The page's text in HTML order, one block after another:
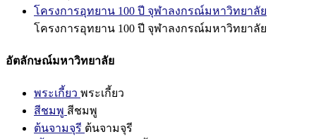
โครงการอุทยาน 100 ปี จุฬาลงกรณ์มหาวิทยาลัย
โครงการอุทยาน 100 ปี จุฬาลงกรณ์มหาวิทยาลัย
อัตลักษณ์มหาวิทยาลัย
พระเกี้ยว พระเกี้ยว
สีชมพู สีชมพู
ต้นจามจุรี ต้นจามจุรี